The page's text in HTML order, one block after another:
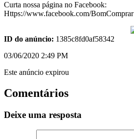
Curta nossa página no Facebook:
Https://www.facebook.com/BomComprar
ID do anúncio: 1385c8fd0af58342
03/06/2020 2:49 PM
Este anúncio expirou
Comentários
Deixe uma resposta